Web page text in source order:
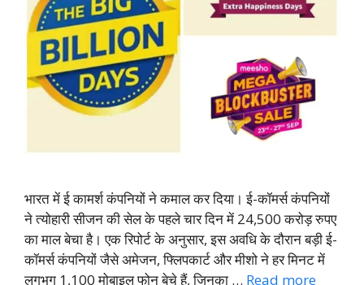
भारत में ई कामर्श कंपनियों ने कमाल कर दिया। ई-कॉमर्स कंपनियों
ने त्योहारी सीजन की सेल के पहले चार दिन में 24,500 करोड़ रुपए
का माल बेचा है। एक रिपोर्ट के अनुसार, इस अवधि के दौरान बड़ी ई-
कॉमर्स कंपनियों जैसे अमेजन, फ्लिपकार्ट और मीशो ने हर मिनट में
लगभग 1,100 मोबाइल फोन बेचे हैं, जिनका … Read more